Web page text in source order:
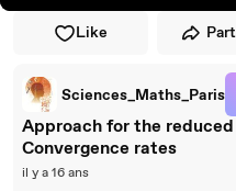
Like
Sciences_Maths_Paris
Approach for the
Convergence rates
il y a 16 ans